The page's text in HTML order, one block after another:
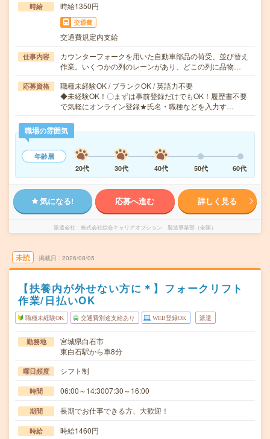
時給 時給1350円
交通費
交通費規定内支給
仕事内容
カウンターフォークを用いた自動車部品の荷受、並び替え
作業。いくつかの列のレーンがあり、どこの列に品物…
応募資格
職種未経験OK / ブランクOK / 英語力不要
◆未経験OK！〇まずは事前登録だけでもOK！履歴書不要
で気軽にオンライン登録★氏名・職種などを入力す…
職場の雰囲気
年齢層
20代
30代 40代 50代 60代
気になる! 応募へ進む 詳しく見る
派遣会社 株式会社綜合キャリアオプション 製造事業部（全国）
未読 掲載日 2026/08/05
【扶養内が外せない方に＊】フォークリフト
作業/日払いOK
職種未経験OK 交通費別途支給あり WEB登録OK 派遣
勤務地
宮城県白石市
東白石駅から車8分
曜日頻度 シフト制
時間 06:00～14:3007:30～16:00
期間 長期でお仕事できる方、大歓迎！
時給 時給1460円